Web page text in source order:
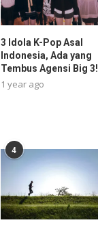
3 Idola K-Pop Asal
Indonesia, Ada yang
Tembus Agensi Big 3!
1 year ago
4